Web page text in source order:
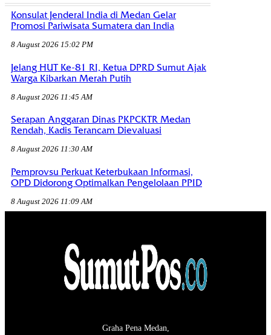
Konsulat Jenderal India di Medan Gelar
Promosi Pariwisata Sumatera dan India
8 August 2026 15:02 PM
Jelang HUT Ke-81 RI, Ketua DPRD Sumut Ajak
Warga Kibarkan Merah Putih
8 August 2026 11:45 AM
Serapan Anggaran Dinas PKPCKTR Medan
Rendah, Kadis Terancam Dievaluasi
8 August 2026 11:30 AM
Pemprovsu Perkuat Keterbukaan Informasi,
OPD Didorong Optimalkan Pengelolaan PPID
8 August 2026 11:09 AM
Graha Pena Medan,